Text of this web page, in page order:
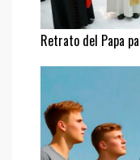
Retrato del Papa